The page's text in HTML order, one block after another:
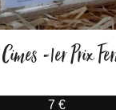
-1er Prix
7 €